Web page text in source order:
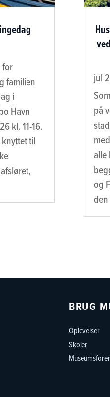
for
familien
i
Havn
kl. 11-16.
til
jul
på
alle
og
BRUG
Oplevelser
Skoler